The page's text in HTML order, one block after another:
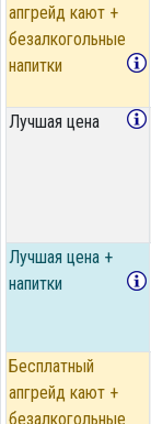
апгрейд кают +
безалкогольные
напитки
Лучшая цена
Лучшая цена +
напитки
Бесплатный
апгрейд кают +
безалкогольные